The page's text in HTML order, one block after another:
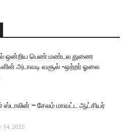
ஒன்றிய பெண் மண்டல துணை
அடாவடி வசூல் -ஒற்றர் ஓலை
ஸ்டாலின் – சேலம் மாவட்ட ஆட்சியர்
2025